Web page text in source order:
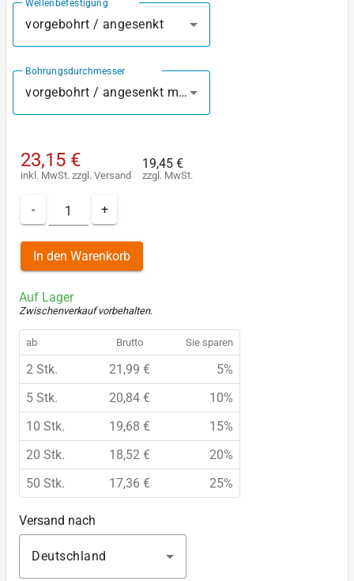
Wellenbefestigung
vorgebohrt / angesenkt
Bohrungsdurchmesser
vorgebohrt / angesenkt mm
23,15 €
inkl. MwSt. zzgl. Versand
19,45 €
zzgl. MwSt.
- +
In den Warenkorb
Auf Lager
Zwischenverkauf vorbehalten.
ab Brutto Sie sparen
2 Stk. 21,99 €
5%
5 Stk.
20,84 €
10%
10 Stk.
19,68 €
15%
20 Stk.
18,52 €
20%
50 Stk.
17,36 € 25%
Versand nach
Deutschland